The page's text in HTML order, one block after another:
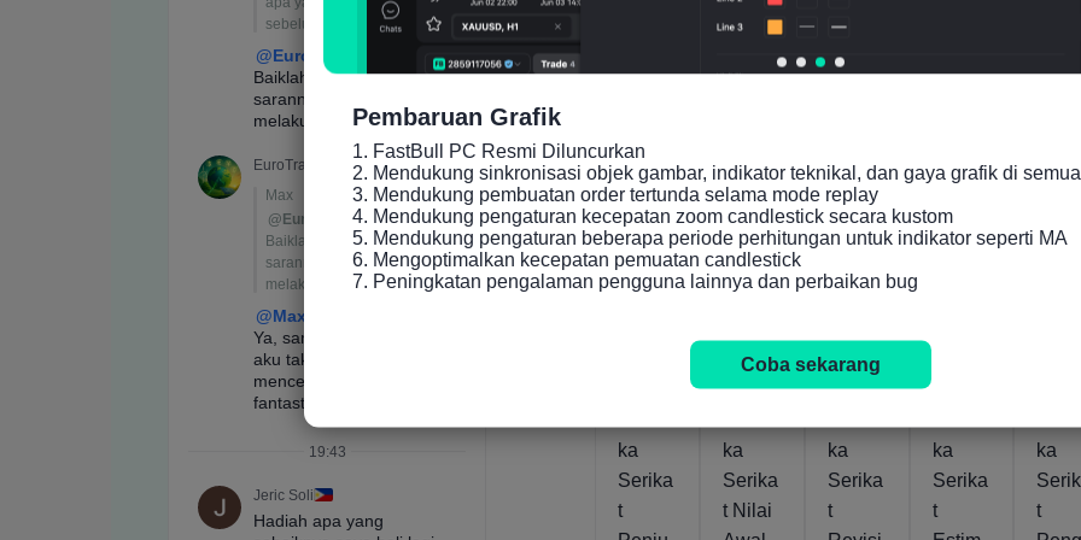
Sbnr
25
Sbnr
23
Sbnr
USD
16
ka
Serika
t
ka
Serika
t Nilai
ka
Serika
t
ka
Serika
t
ka
t
Pembaruan Grafik
1. FastBull PC Resmi Diluncurkan
2. Mendukung sinkronisasi objek gambar, indikator teknikal, dan gaya grafik di
3. Mendukung pembuatan order tertunda selama mode replay
4. Mendukung pengaturan kecepatan zoom candlestick secara kustom
5. Mendukung pengaturan beberapa periode perhitungan untuk indikator seperti MA
6. Mengoptimalkan kecepatan pemuatan candlestick
7. Peningkatan pengalaman pengguna lainnya dan perbaikan bug
Coba sekarang